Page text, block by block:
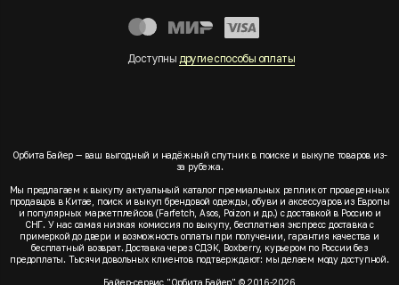
Доступны другие способы оплаты
Орбита Байер — ваш выгодный и надёжный спутник в поиске и выкупе товаров из-
за рубежа.
Мы предлагаем к выкупу актуальный каталог премиальных реплик от проверенных
продавцов в Китае, поиск и выкуп брендовой одежды, обуви и аксессуаров из Европы
и популярных маркетплейсов (Farfetch, Asos, Poizon и др.) с доставкой в Россию и
СНГ. У нас самая низкая комиссия по выкупу, бесплатная экспресс доставка с
примеркой до двери и возможность оплаты при получении, гарантия качества и
бесплатный возврат. Доставка через СДЭК, Boxberry, курьером по России без
предоплаты. Тысячи довольных клиентов подтверждают: мы делаем моду доступной.
Байер-сервис "Орбита Байер" © 2016-2026